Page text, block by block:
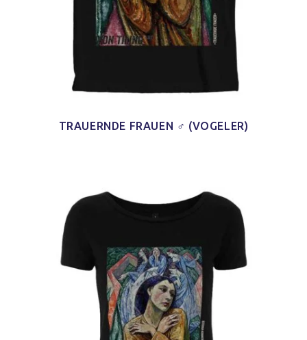
TRAUERNDE FRAUEN ♂ (VOGELER)